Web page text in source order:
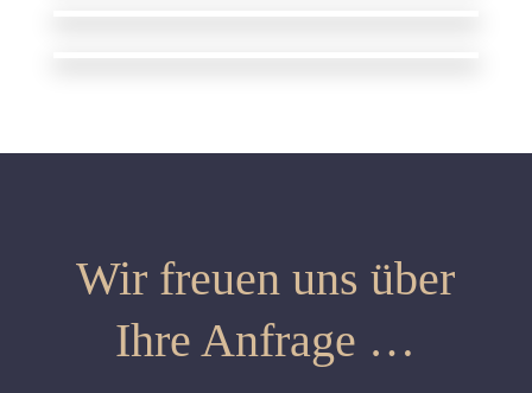
Wir freuen uns über
Ihre Anfrage …